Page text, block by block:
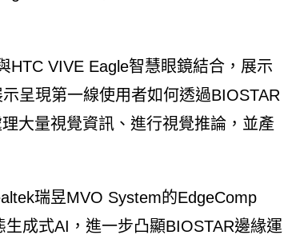
HTC VIVE Eagle智慧眼鏡結合，展示
呈現第一線使用者如何透過BIOSTAR
大量視覺資訊、進行視覺推論，並產
瑞昱MVO System的EdgeComp
成式AI，進一步凸顯BIOSTAR邊緣運